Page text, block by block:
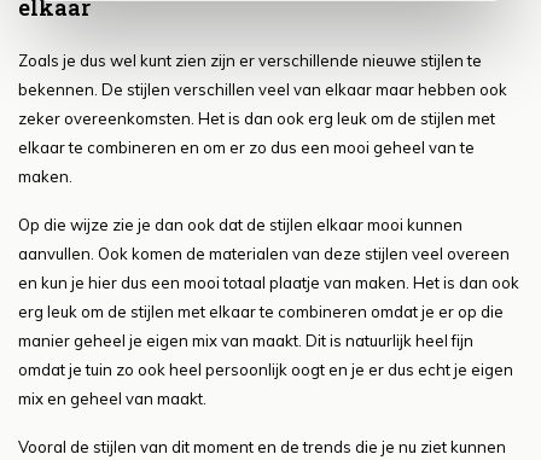
elkaar
Zoals je dus wel kunt zien zijn er verschillende nieuwe stijlen te
bekennen. De stijlen verschillen veel van elkaar maar hebben ook
zeker overeenkomsten. Het is dan ook erg leuk om de stijlen met
elkaar te combineren en om er zo dus een mooi geheel van te
maken.
Op die wijze zie je dan ook dat de stijlen elkaar mooi kunnen
aanvullen. Ook komen de materialen van deze stijlen veel overeen
en kun je hier dus een mooi totaal plaatje van maken. Het is dan ook
erg leuk om de stijlen met elkaar te combineren omdat je er op die
manier geheel je eigen mix van maakt. Dit is natuurlijk heel fijn
omdat je tuin zo ook heel persoonlijk oogt en je er dus echt je eigen
mix en geheel van maakt.
Vooral de stijlen van dit moment en de trends die je nu ziet kunnen